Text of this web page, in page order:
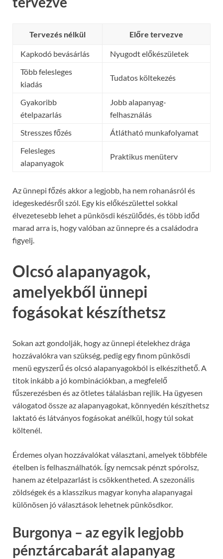
Tervezés nélkül Előre tervezve
Kapkodó bevásárlás
Nyugodt előkészületek
Több felesleges
kiadás
Tudatos költekezés
Gyakoribb
ételpazarlás
Jobb alapanyag-
felhasználás
Stresszes főzés
Átlátható munkafolyamat
Felesleges
alapanyagok
Praktikus menüterv
Az ünnepi főzés akkor a legjobb, ha nem rohanásról és
idegeskedésről szól. Egy kis előkészülettel sokkal
élvezetesebb lehet a pünkösdi készülődés, és több időd
marad arra is, hogy valóban az ünnepre és a családodra
figyelj.
Olcsó alapanyagok,
amelyekből ünnepi
fogásokat készíthetsz
Sokan azt gondolják, hogy az ünnepi ételekhez drága
hozzávalókra van szükség, pedig egy finom pünkösdi
menü egyszerű és olcsó alapanyagokból is elkészíthető. A
titok inkább a jó kombinációkban, a megfelelő
fűszerezésben és az ötletes tálalásban rejlik. Ha ügyesen
válogatod össze az alapanyagokat, könnyedén készíthetsz
laktató és látványos fogásokat anélkül, hogy túl sokat
költenél.
Érdemes olyan hozzávalókat választani, amelyek többféle
ételben is felhasználhatók. Így nemcsak pénzt spórolsz,
hanem az ételpazarlást is csökkentheted. A szezonális
zöldségek és a klasszikus magyar konyha alapanyagai
különösen jó választások lehetnek pünkösdkor.
Burgonya – az egyik legjobb
pénztárcabarát alapanyag